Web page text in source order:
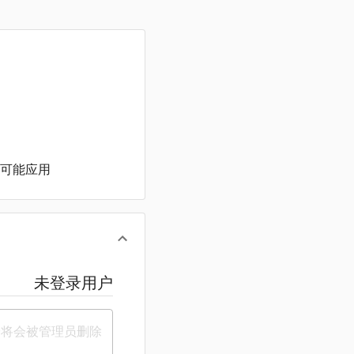
能应用
未登录用户